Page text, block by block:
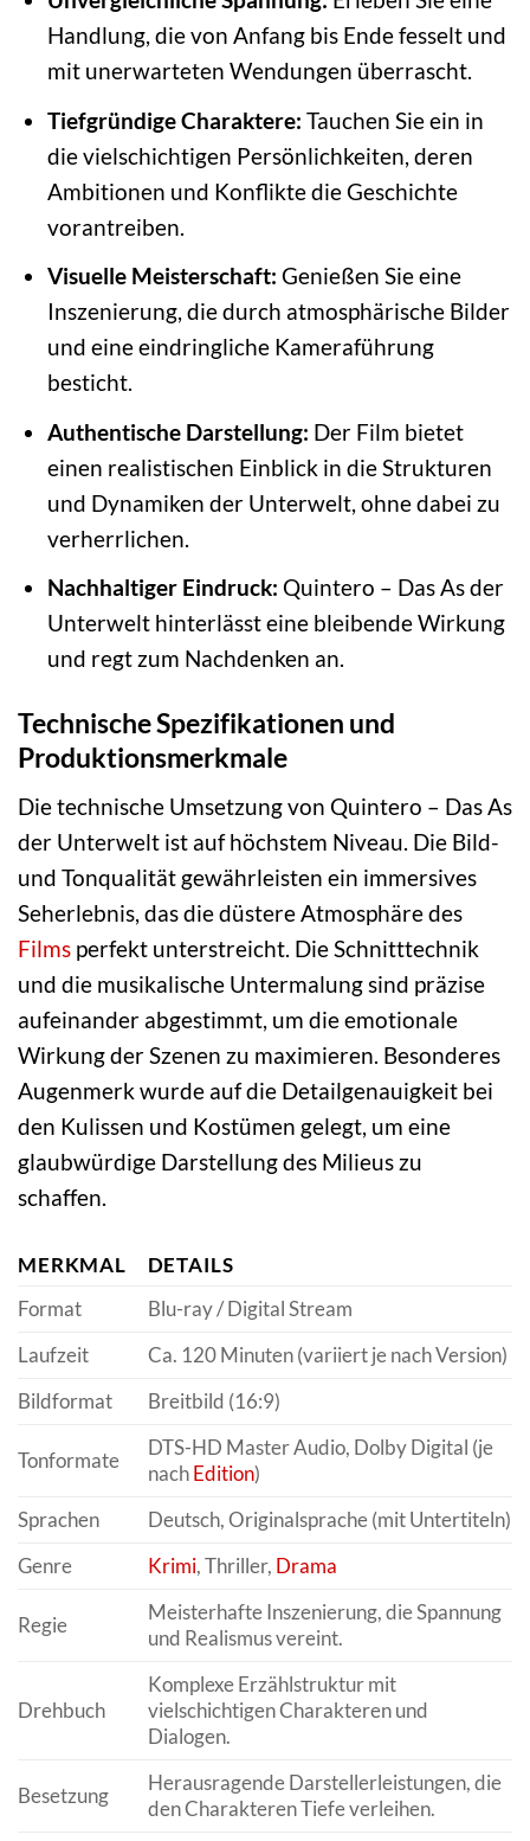
Handlung, die von Anfang bis Ende fesselt und
mit unerwarteten Wendungen überrascht.
Tiefgründige Charaktere: Tauchen Sie ein in
die vielschichtigen Persönlichkeiten, deren
Ambitionen und Konflikte die Geschichte
vorantreiben.
Visuelle Meisterschaft: Genießen Sie eine
Inszenierung, die durch atmosphärische Bilder
und eine eindringliche Kameraführung
besticht.
Authentische Darstellung: Der Film bietet
einen realistischen Einblick in die Strukturen
und Dynamiken der Unterwelt, ohne dabei zu
verherrlichen.
Nachhaltiger Eindruck: Quintero – Das As der
Unterwelt hinterlässt eine bleibende Wirkung
und regt zum Nachdenken an.
Technische Spezifikationen und
Produktionsmerkmale
Die technische Umsetzung von Quintero – Das As
der Unterwelt ist auf höchstem Niveau. Die Bild-
und Tonqualität gewährleisten ein immersives
Seherlebnis, das die düstere Atmosphäre des
Films perfekt unterstreicht. Die Schnitttechnik
und die musikalische Untermalung sind präzise
aufeinander abgestimmt, um die emotionale
Wirkung der Szenen zu maximieren. Besonderes
Augenmerk wurde auf die Detailgenauigkeit bei
den Kulissen und Kostümen gelegt, um eine
glaubwürdige Darstellung des Milieus zu
schaffen.
MERKMAL
DETAILS
Format
Blu-ray / Digital Stream
Laufzeit
Ca. 120 Minuten (variiert je nach Version)
Bildformat
Breitbild (16:9)
Tonformate
DTS-HD Master Audio, Dolby Digital (je
nachEdition)
Sprachen
Deutsch, Originalsprache (mit Untertiteln)
Genre
Krimi, Thriller, Drama
Regie
Meisterhafte Inszenierung, die Spannung
und Realismus vereint.
Drehbuch
Komplexe Erzählstruktur mit
vielschichtigen Charakteren und
Dialogen.
Besetzung
Herausragende Darstellerleistungen, die
den Charakteren Tiefe verleihen.